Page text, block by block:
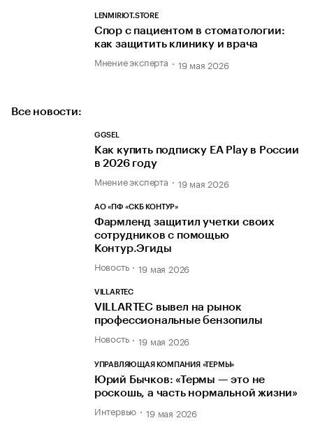
LENMIRIOT.STORE
Спор с пациентом в стоматологии:
как защитить клинику и врача
Мнение эксперта 19 мая 2026
Все новости:
GGSEL
Как купить подписку EA Play в России
в 2026 году
Мнение эксперта 19 мая 2026
АО «ПФ «СКБ КОНТУР»
Фармленд защитил учетки своих
сотрудников с помощью
Контур.Эгиды
Новость 19 мая 2026
VILLARTEC
VILLARTEC вывел на рынок
профессиональные бензопилы
Новость 19 мая 2026
УПРАВЛЯЮЩАЯ КОМПАНИЯ «ТЕРМЫ»
Юрий Бычков: «Термы — это не
роскошь, а часть нормальной жизни»
Интервью 19 мая 2026